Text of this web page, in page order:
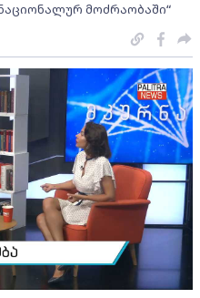
მოძრაობაში“